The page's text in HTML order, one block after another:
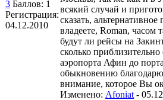
3 Баллов: 1
Регистрация:
04.12.2010
всякий случай и
сказать,
владеете, Roman, часом
будут ли рейсы на
сколько приблизительно
аэропорта Афин до
обыкновению благодарю
внимание, которое Вы
Изменено: Afoniat -